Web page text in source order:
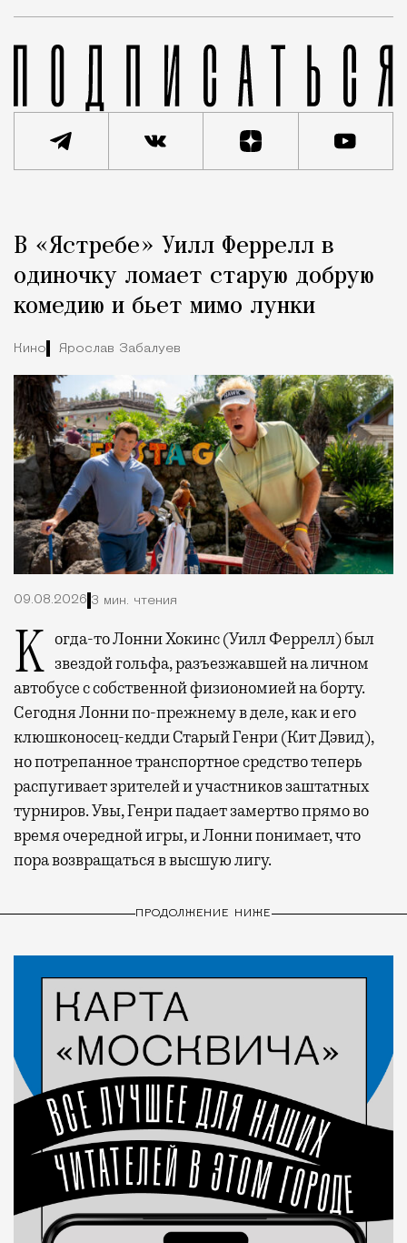
Город
В «Ястребе» Уилл Феррелл в
одиночку ломает старую добрую
комедию и бьет мимо лунки
Кино Ярослав Забалуев
09.08.2026 3 мин. чтения
Когда-то Лонни Хокинс (Уилл Феррелл) был звездой гольфа, разъезжавшей на личном
автобусе с собственной физиономией на борту.
Сегодня Лонни по-прежнему в деле, как и его
клюшконосец-кедди Старый Генри (Кит Дэвид),
но потрепанное транспортное средство теперь
распугивает зрителей и участников заштатных
турниров. Увы, Генри падает замертво прямо во
время очередной игры, и Лонни понимает, что
пора возвращаться в высшую лигу.
ПРОДОЛЖЕНИЕ НИЖЕ